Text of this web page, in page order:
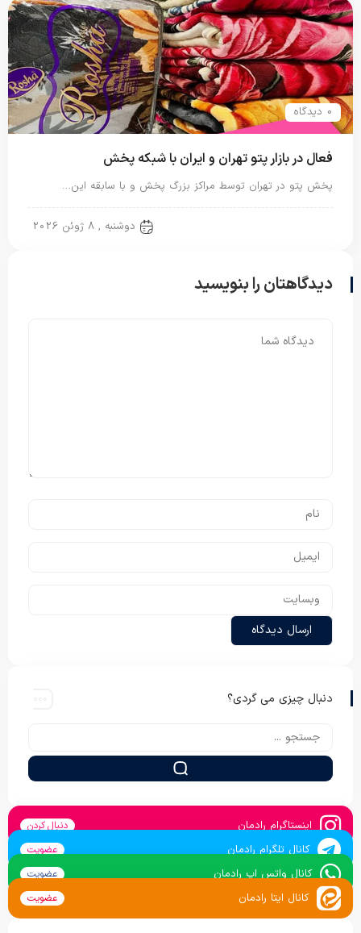
0 دیدگاه
فعال در بازار پتو تهران و ایران با شبکه پخش
پخش پتو در تهران توسط مراکز بزرگ پخش و با سابقه این…
دوشنبه , 8 ژوئن 2026
دیدگاهتان را بنویسید
دنبال چیزی می گردی؟
اینستاگرام رادمان دنبال کردن
کانال تلگرام رادمان عضویت
کانال واتس اپ رادمان عضویت
کانال ایتا رادمان عضویت